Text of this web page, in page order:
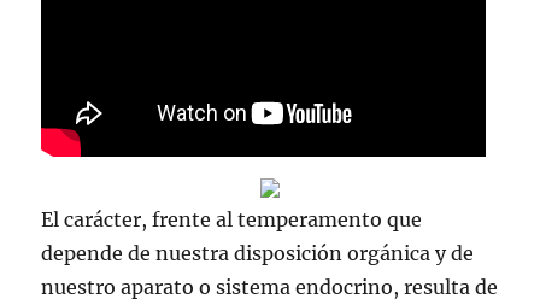
El carácter, frente al temperamento que
depende de nuestra disposición orgánica y de
nuestro aparato o sistema endocrino, resulta de